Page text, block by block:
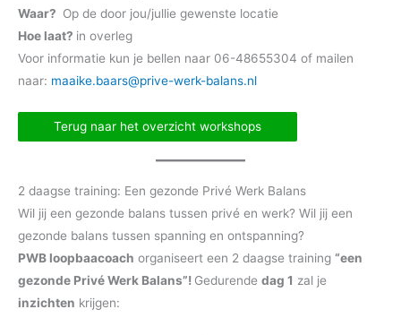
Waar? Op de door jou/jullie gewenste locatie
Hoe laat? in overleg
Voor informatie kun je bellen naar 06-48655304 of mailen
naar: maaike.baars@prive-werk-balans.nl
Terug naar het overzicht workshops
2 daagse training: Een gezonde Privé Werk Balans
Wil jij een gezonde balans tussen privé en werk? Wil jij een
gezonde balans tussen spanning en ontspanning?
PWB loopbaacoach organiseert een 2 daagse training “een
gezonde Privé Werk Balans”! Gedurende dag 1 zal je
inzichten krijgen: